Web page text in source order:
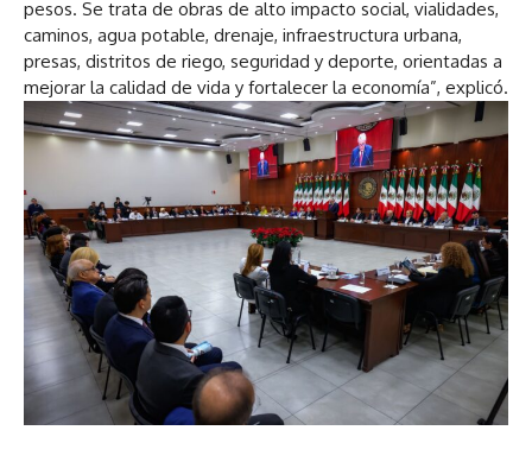
pesos. Se trata de obras de alto impacto social, vialidades,
caminos, agua potable, drenaje, infraestructura urbana,
presas, distritos de riego, seguridad y deporte, orientadas a
mejorar la calidad de vida y fortalecer la economía”, explicó.